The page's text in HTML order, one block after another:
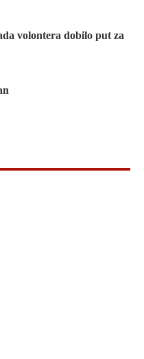
volontera dobilo put za